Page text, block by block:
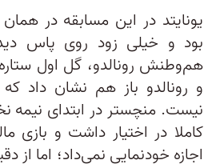
یونایتد در این مسابقه در
بود و خیلی زود روی پاس
هم‌وطنش رونالدو، گل اول
و رونالدو باز هم نشان داد
نیست. منچستر در ابتدای نیمه
کاملا در اختیار داشت و بازی